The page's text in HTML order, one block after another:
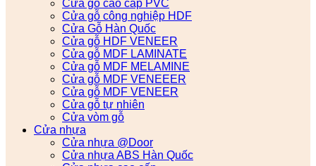
Cửa gỗ cao cấp PVC
Cửa gỗ công nghiệp HDF
Cửa Gỗ Hàn Quốc
Cửa gỗ HDF VENEER
Cửa gỗ MDF LAMINATE
Cửa gỗ MDF MELAMINE
Cửa gỗ MDF VENEEER
Cửa gỗ MDF VENEER
Cửa gỗ tự nhiên
Cửa vòm gỗ
Cửa nhựa
Cửa nhựa @Door
Cửa nhựa ABS Hàn Quốc